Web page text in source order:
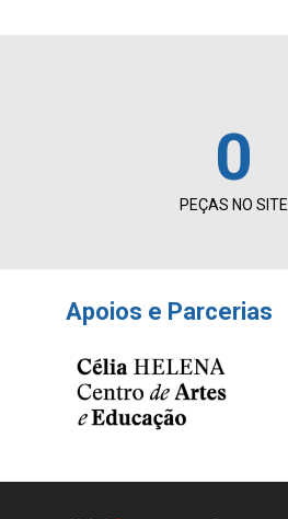
0
PEÇAS NO SITE
Apoios e Parcerias